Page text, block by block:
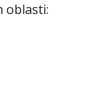
oblasti: